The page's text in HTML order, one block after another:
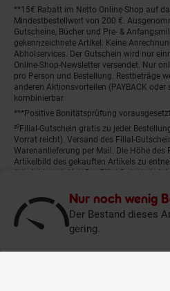
Nur noch wenig
Der Bestand dieses
gering.
**15€ Rabatt im Netto Online-Shop auf
Mindestbestellwert von 200 €.
Gutscheine, Bücher und Pre- &
gekennzeichnete Artikel. Keine
Abholservices. Der Gutschein wird nur
Online-Shop-Newsletter versendet. Nur
pro Person und Bestellung. Restbeträge
anderen Aktionsvorteilen (PAYBACK
kombinierbar.
***Positive Bonitätsprüfung
²⁰Filial-Gutschein gratis zu jeder
Vorrat reicht). Versand des Filial-
Warenanlieferung per Mail. Die Höhe des
Artikelbild des gekauften Artikels zu
Art nicht gestattet. Der Filial-Gutschein
einlösbar. Nicht mit anderen
Shop-Aktionen) kombinierbar. Der
Gutscheins ist darauf vermerkt.